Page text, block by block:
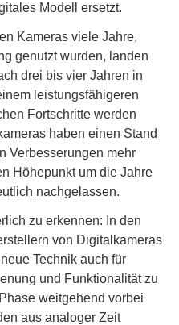
Modell ersetzt.
Kameras viele Jahre,
genutzt wurden, landen
drei bis vier Jahren in
leistungsfähigeren
Fortschritte werden
haben einen Stand
Verbesserungen mehr
Höhepunkt um die Jahre
nachgelassen.
zu erkennen: In den
von Digitalkameras
Technik auch für
und Funktionalität zu
weitgehend vorbei
aus analoger Zeit